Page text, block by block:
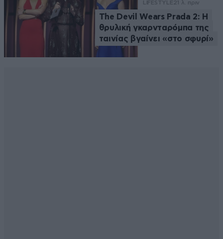
LIFESTYLE21 λ. πριν
The Devil Wears Prada 2: Η
θρυλική γκαρνταρόμπα της
ταινίας βγαίνει «στο σφυρί»